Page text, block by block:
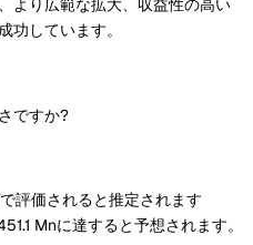
より広範な拡大、収益性の高い
功しています。
ですか?
評価されると推定されます
Mnに達すると予想されます。